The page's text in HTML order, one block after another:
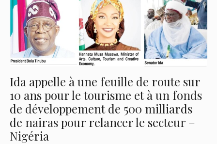
Ida appelle à une feuille de route sur
10 ans pour le tourisme et à un fonds
de développement de 500 milliards
de nairas pour relancer le secteur –
Nigéria